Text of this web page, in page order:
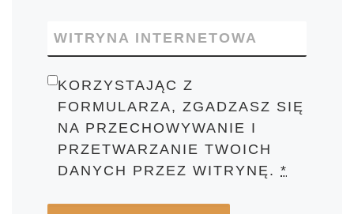
WITRYNA INTERNETOWA
KORZYSTAJĄC Z
FORMULARZA, ZGADZASZ SIĘ
NA PRZECHOWYWANIE I
PRZETWARZANIE TWOICH
DANYCH PRZEZ WITRYNĘ.*